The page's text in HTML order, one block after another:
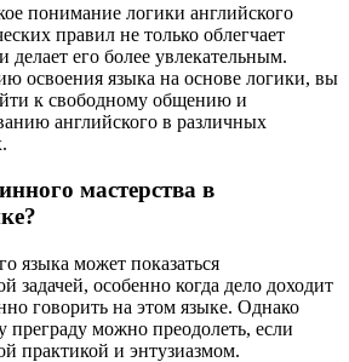
понимание логики английского
правил не только облегчает
делает его более увлекательным.
освоения языка на основе логики, вы
к свободному общению и
английского в различных
мастерства в
языка может показаться
задачей, особенно когда дело доходит
говорить на этом языке. Однако
преграду можно преодолеть, если
практикой и энтузиазмом.